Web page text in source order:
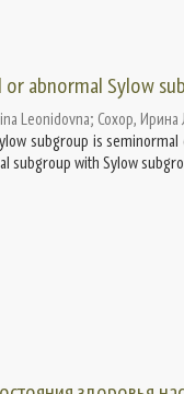
abnormal Sylow
Leonidovna; Сохор, Ирина
subgroup is
subgroup with Sylow